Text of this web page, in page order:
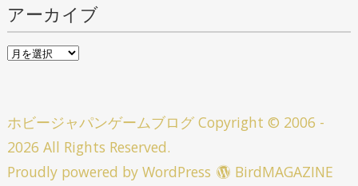
アーカイブ
ア
イ
ブ
ホビージャパンゲームブログCopyright © 2006 -
2026 All Rights Reserved.
Proudly powered by WordPress
BirdMAGAZINE